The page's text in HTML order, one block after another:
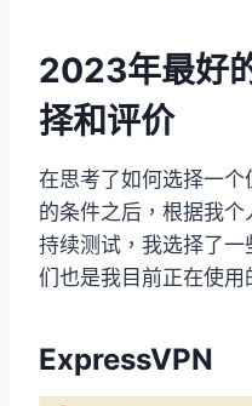
2023年最好
择和评价
在思考了如何选择一
的条件之后，根据我
持续测试，我选择了
们也是我目前正在使用
ExpressVPN